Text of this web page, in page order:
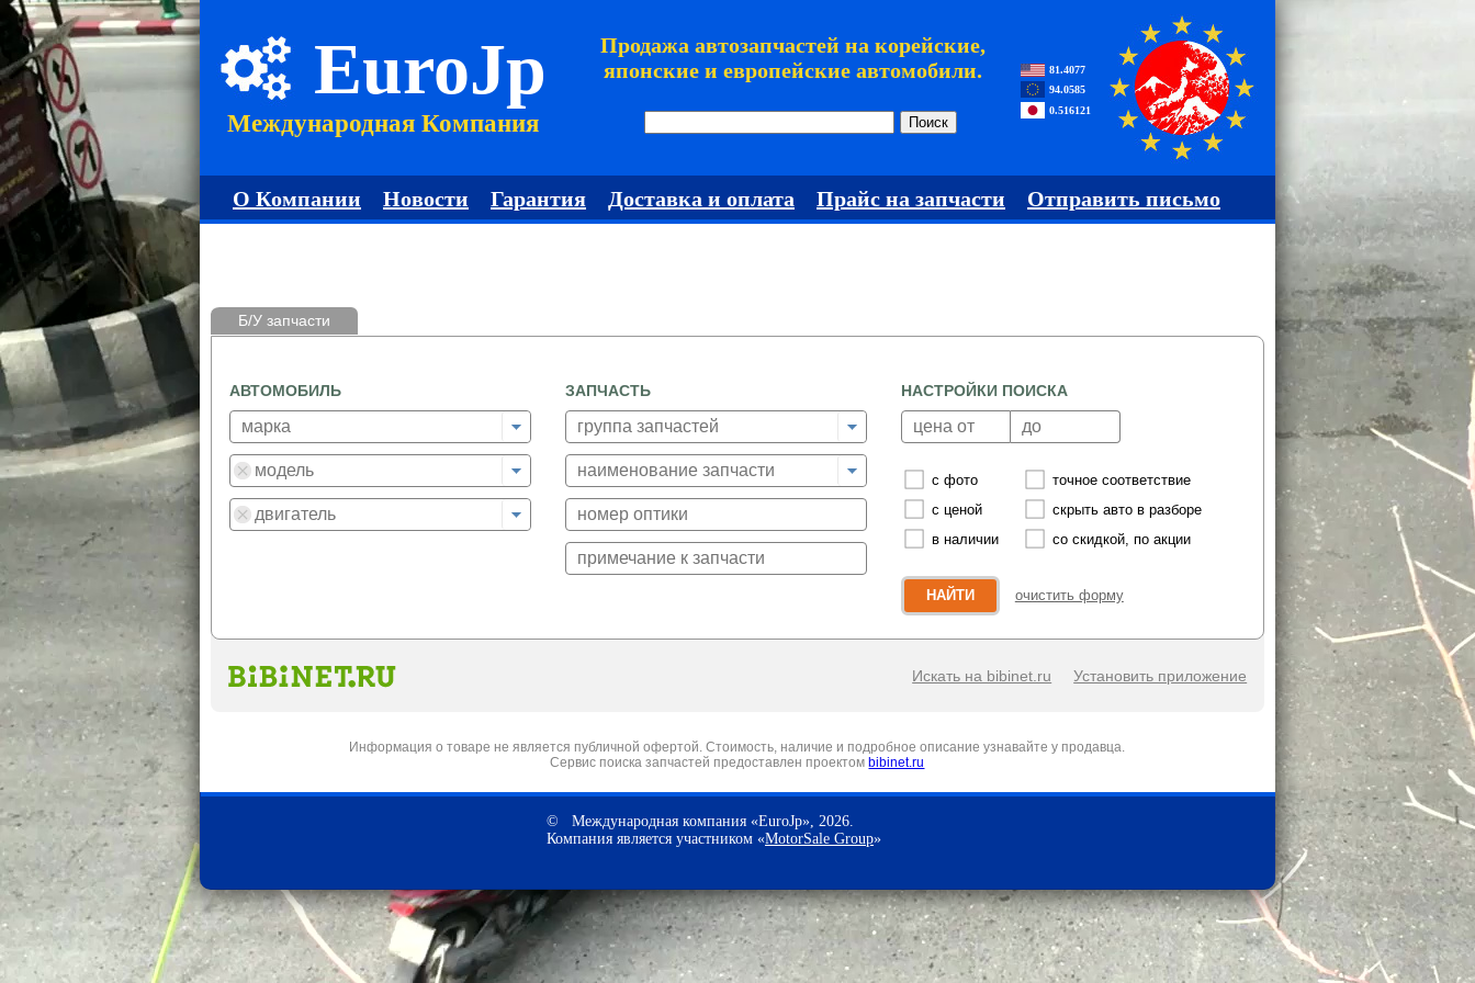
EuroJp
Международная Компания
Продажа автозапчастей на корейские,
японские и европейские автомобили.
81.4077
94.0585
0.516121
О Компании Новости Гарантия Доставка и оплата Прайс на запчасти Отправить письмо
Б/У запчасти
АВТОМОБИЛЬ ЗАПЧАСТЬ НАСТРОЙКИ ПОИСКА
с фото
точное соответствие
с ценой
скрыть авто в разборе
в наличии
со скидкой, по акции
НАЙТИ очистить форму
Искать на bibinet.ru Установить приложение
Информация о товаре не является публичной офертой. Стоимость, наличие и подробное описание узнавайте у продавца.
Сервис поиска запчастей предоставлен проектом bibinet.ru
© Международная компания «EuroJp», 2026.
Компания является участником «MotorSale Group»